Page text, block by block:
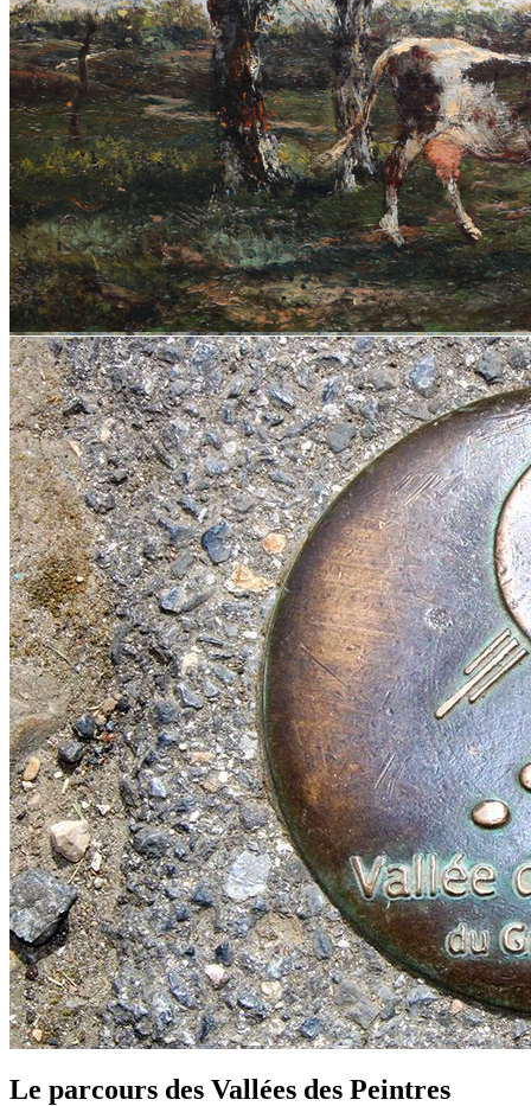
Le parcours des Vallées des Peintres